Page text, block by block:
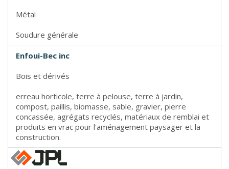
Métal
Soudure générale
Enfoui-Bec inc
Bois et dérivés
erreau horticole, terre à pelouse, terre à jardin,
compost, paillis, biomasse, sable, gravier, pierre
concassée, agrégats recyclés, matériaux de remblai et
produits en vrac pour l'aménagement paysager et la
construction.